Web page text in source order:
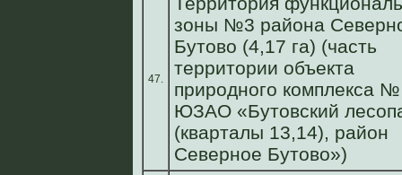
47.
зоны №3 района
Бутово (4,17 га) (часть
территории объекта
природного комплекса
ЮЗАО «Бутовский
(кварталы 13,14), район
Северное Бутово»)